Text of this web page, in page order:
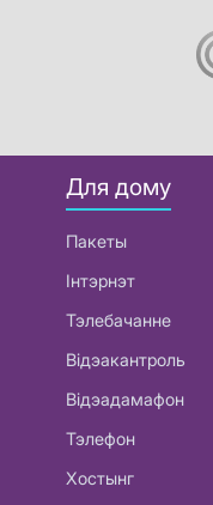
Для дому
Пакеты
Інтэрнэт
Тэлебачанне
Відэакантроль
Відэадамафон
Тэлефон
Хостынг